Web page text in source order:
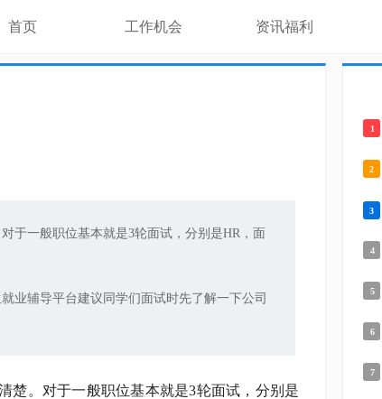
首页 工作机会 资讯福利
楚。对于一般职位基本就是3轮面试，分别是
于一般职位基本就是3轮面试，分别是HR，面
业辅导平台建议同学们面试时先了解一下公司
4
5
2
1
6
7
3